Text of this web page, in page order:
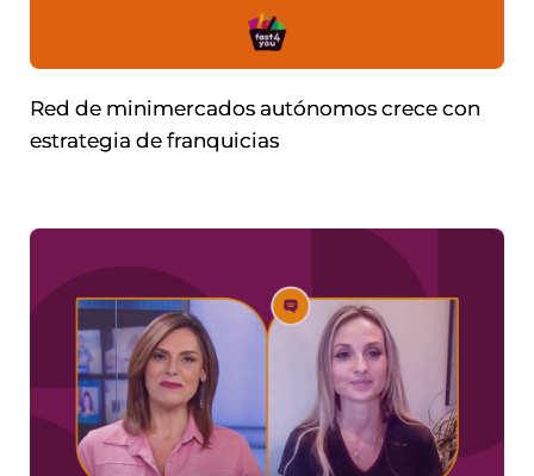
Red de minimercados autónomos crece con
estrategia de franquicias